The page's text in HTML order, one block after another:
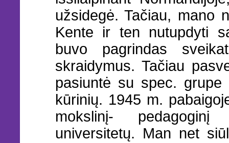
užsidegė. Tačiau, mano
Kente ir ten nutupdyti
buvo pagrindas
skraidymus. Tačiau
pasiuntė su spec. grupe
kūrinių. 1945 m.
mokslinį-
universitetų. Man net